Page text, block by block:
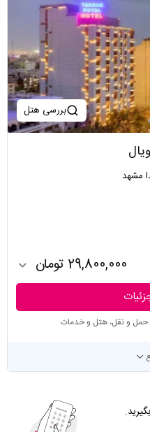
بررسی هتل
مشهد
29,800,000 تومان
حمل و نقل، هتل و خدمات